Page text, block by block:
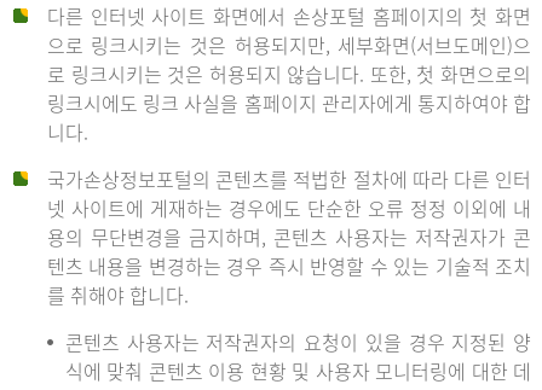
다른 인터넷 사이트 화면에서 손상포털 홈페이지의 첫 화면
으로 링크시키는 것은 허용되지만, 세부화면(서브도메인)으
로 링크시키는 것은 허용되지 않습니다. 또한, 첫 화면으로의
링크시에도 링크 사실을 홈페이지 관리자에게 통지하여야 합
니다.
국가손상정보포털의 콘텐츠를 적법한 절차에 따라 다른 인터
넷 사이트에 게재하는 경우에도 단순한 오류 정정 이외에 내
용의 무단변경을 금지하며, 콘텐츠 사용자는 저작권자가 콘
텐츠 내용을 변경하는 경우 즉시 반영할 수 있는 기술적 조치
를 취해야 합니다.
콘텐츠 사용자는 저작권자의 요청이 있을 경우 지정된 양
식에 맞춰 콘텐츠 이용 현황 및 사용자 모니터링에 대한 데